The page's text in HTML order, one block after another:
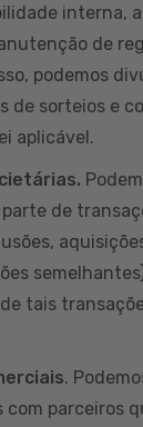
interna,
de
podemos
de sorteios e
aplicável.
parte de
tais
.
com parceiros